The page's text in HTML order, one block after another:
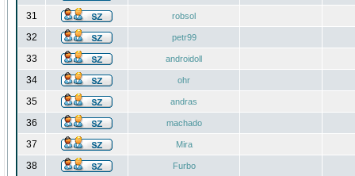
31 robsol
32 petr99
33 androidoll
34 ohr
35 andras
36 machado
37 Mira
38 Furbo